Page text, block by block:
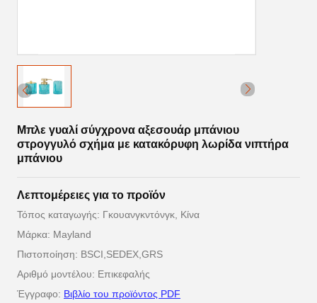
Μπλε γυαλί σύγχρονα αξεσουάρ μπάνιου
στρογγυλό σχήμα με κατακόρυφη λωρίδα νιπτήρα
μπάνιου
Λεπτομέρειες για το προϊόν
Τόπος καταγωγής: Γκουανγκντόνγκ, Κίνα
Μάρκα: Mayland
Πιστοποίηση: BSCI,SEDEX,GRS
Αριθμό μοντέλου: Επικεφαλής
Έγγραφο: Βιβλίο του προϊόντος PDF